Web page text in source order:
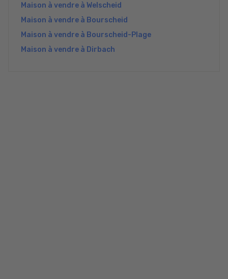
Maison à vendre à Welscheid
Maison à vendre à Bourscheid
Maison à vendre à Bourscheid-Plage
Maison à vendre à Dirbach